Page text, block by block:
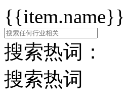
{{item.name}}
搜索热词：
搜索热词